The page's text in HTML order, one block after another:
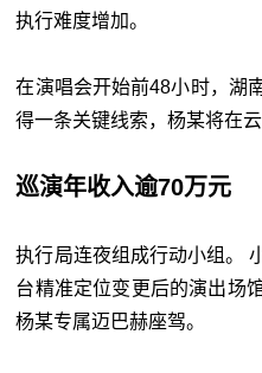
执行难度增加。
在演唱会开始前48小时，湖
得一条关键线索，杨某将在云
巡演年收入逾70万元
执行局连夜组成行动小组。
台精准定位变更后的演出场
杨某专属迈巴赫座驾。